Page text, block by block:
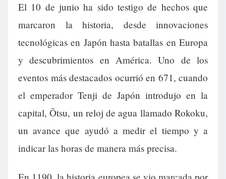
El 10 de junio ha sido testigo de hechos que
marcaron la historia, desde innovaciones
tecnológicas en Japón hasta batallas en Europa
y descubrimientos en América. Uno de los
eventos más destacados ocurrió en 671, cuando
el emperador Tenji de Japón introdujo en la
capital, Ōtsu, un reloj de agua llamado Rokoku,
un avance que ayudó a medir el tiempo y a
indicar las horas de manera más precisa.